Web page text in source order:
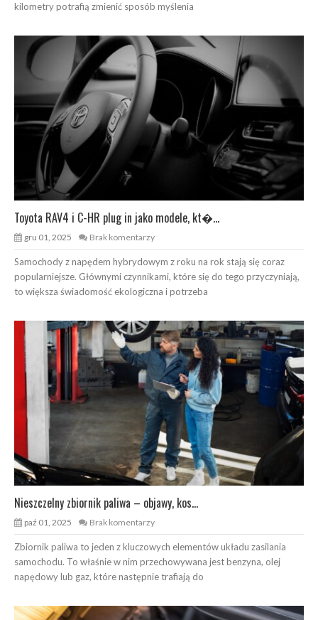
kilometry potrafią zmienić sposób myślenia
Toyota RAV4 i C-HR plug in jako modele, kt�...
gru 01, 2025 Brak komentarzy
Samochody z napędem hybrydowym z roku na rok stają się coraz
popularniejsze. Głównymi czynnikami, które się do tego przyczyniają,
to większa świadomość ekologiczna i potrzeba
Nieszczelny zbiornik paliwa – objawy, kos...
paź 01, 2025 Brak komentarzy
Zbiornik paliwa to jeden z kluczowych elementów układu zasilania
samochodu. To właśnie w nim przechowywana jest benzyna, olej
napędowy lub gaz, które następnie trafiają do